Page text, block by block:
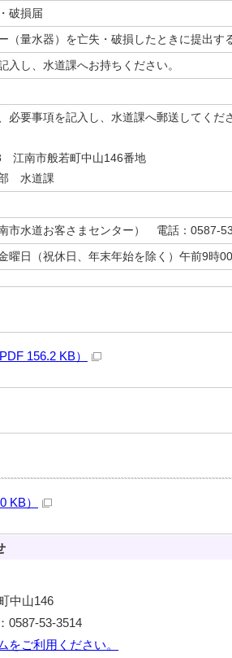
破損届
（量水器）を亡失・破損したときに提出す
入し、水道課へお持ちください。
必要事項を記入し、水道課へ郵送してくだ
江南市般若町中山146番地
水道課
市水道お客さまセンター） 電話：0587-
曜日（祝休日、年末年始を除く）午前9時
156.2 KB）
KB）
中山146
0587-53-3514
をご利用ください。